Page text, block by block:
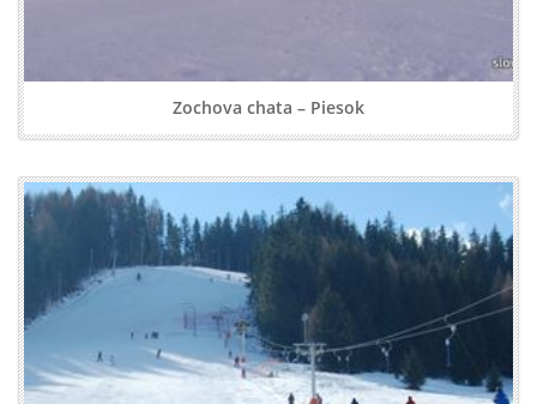
Zochova chata – Piesok